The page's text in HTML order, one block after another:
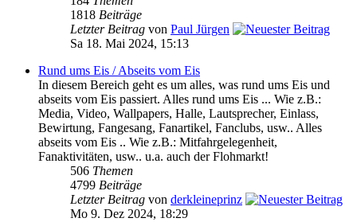
1818 Beiträge
Letzter Beitrag von Paul Jürgen
Sa 18. Mai 2024, 15:13
Rund ums Eis / Abseits vom Eis
In diesem Bereich geht es um alles, was rund ums Eis und
abseits vom Eis passiert. Alles rund ums Eis ... Wie z.B.:
Media, Video, Wallpapers, Halle, Lautsprecher, Einlass,
Bewirtung, Fangesang, Fanartikel, Fanclubs, usw.. Alles
abseits vom Eis .. Wie z.B.: Mitfahrgelegenheit,
Fanaktivitäten, usw.. u.a. auch der Flohmarkt!
506 Themen
4799 Beiträge
Letzter Beitrag von derkleineprinz
Mo 9. Dez 2024, 18:29